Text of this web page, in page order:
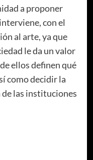
a proponer
con el
al arte, ya que
le da un valor
ellos definen qué
como decidir la
las instituciones